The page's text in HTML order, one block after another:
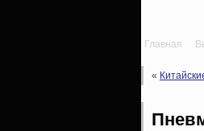
Главная
«